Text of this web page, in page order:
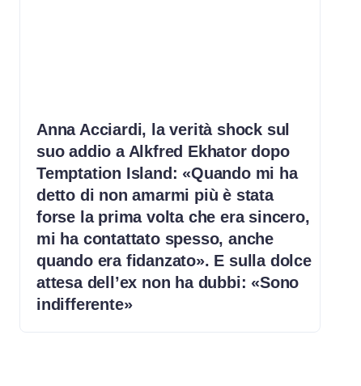
Anna Acciardi, la verità shock sul
suo addio a Alkfred Ekhator dopo
Temptation Island: «Quando mi ha
detto di non amarmi più è stata
forse la prima volta che era sincero,
mi ha contattato spesso, anche
quando era fidanzato». E sulla dolce
attesa dell’ex non ha dubbi: «Sono
indifferente»